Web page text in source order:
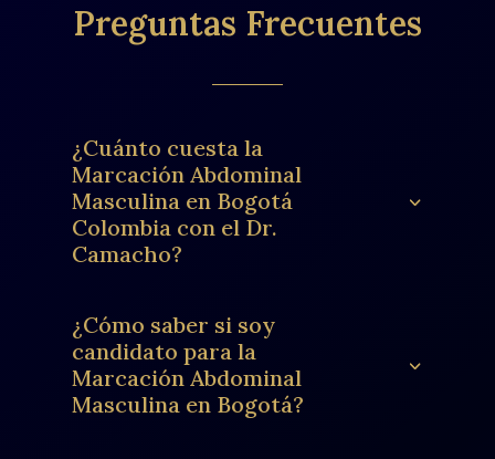
Preguntas Frecuentes
¿Cuánto cuesta la
Marcación Abdominal
Masculina en Bogotá
Colombia con el Dr.
Camacho?
¿Cómo saber si soy
candidato para la
Marcación Abdominal
Masculina en Bogotá?